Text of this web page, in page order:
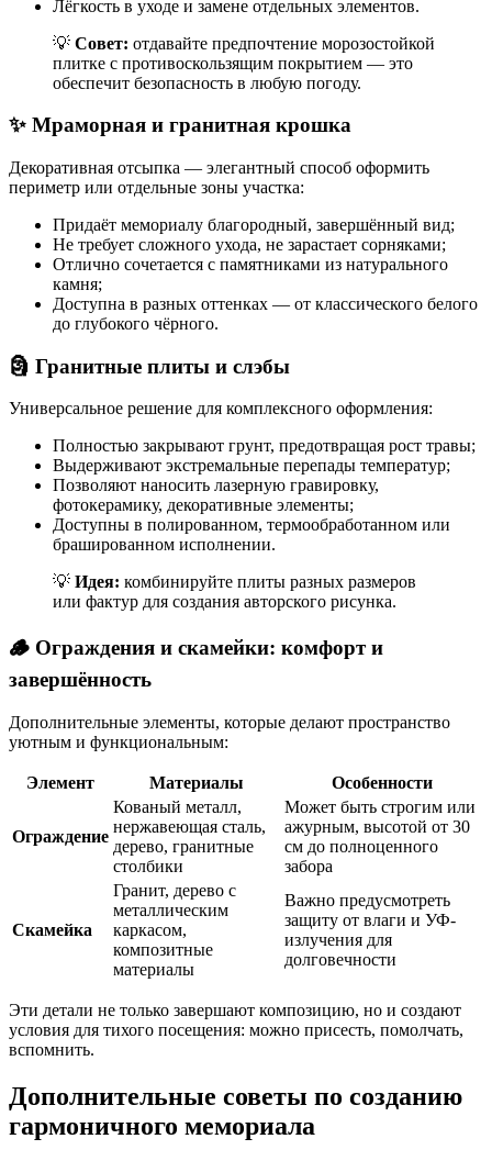
Лёгкость в уходе и замене отдельных элементов.
💡 Совет: отдавайте предпочтение морозостойкой
плитке с противоскользящим покрытием — это
обеспечит безопасность в любую погоду.
✨ Мраморная и гранитная крошка
Декоративная отсыпка — элегантный способ оформить
периметр или отдельные зоны участка:
Придаёт мемориалу благородный, завершённый вид;
Не требует сложного ухода, не зарастает сорняками;
Отлично сочетается с памятниками из натурального
камня;
Доступна в разных оттенках — от классического белого
до глубокого чёрного.
🗿 Гранитные плиты и слэбы
Универсальное решение для комплексного оформления:
Полностью закрывают грунт, предотвращая рост травы;
Выдерживают экстремальные перепады температур;
Позволяют наносить лазерную гравировку,
фотокерамику, декоративные элементы;
Доступны в полированном, термообработанном или
брашированном исполнении.
💡 Идея: комбинируйте плиты разных размеров
или фактур для создания авторского рисунка.
🪵 Ограждения и скамейки: комфорт и
завершённость
Дополнительные элементы, которые делают пространство
уютным и функциональным:
Элемент Материалы Особенности
Ограждение
Кованый металл,
нержавеющая сталь,
дерево, гранитные
столбики
Может быть строгим или
ажурным, высотой от 30
см до полноценного
забора
Скамейка
Гранит, дерево с
металлическим
каркасом,
композитные
материалы
Важно предусмотреть
защиту от влаги и УФ-
излучения для
долговечности
Эти детали не только завершают композицию, но и создают
условия для тихого посещения: можно присесть, помолчать,
вспомнить.
Дополнительные советы по созданию
гармоничного мемориала